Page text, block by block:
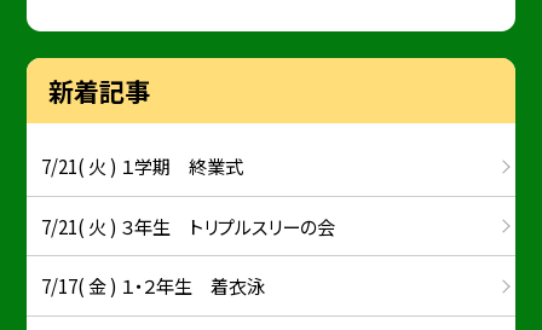
新着記事
7/21( 火 ) １学期 終業式
7/21( 火 ) ３年生 トリプルスリーの会
7/17( 金 ) １・２年生 着衣泳